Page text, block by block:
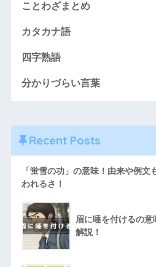
ことわざまとめ
カタカナ語
四字熟語
分かりづらい言葉
Recent Posts
「蛍雪の功」の意味！由来や例
われるさ！
眉に唾を付けるの意
解説！